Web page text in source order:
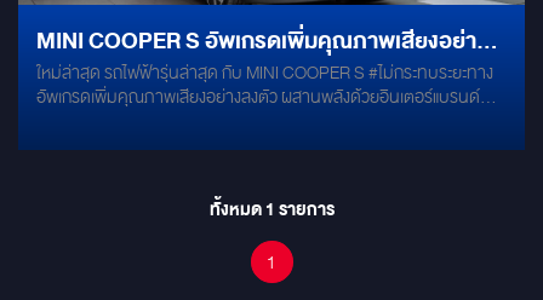
MINI COOPER S อัพเกรดเพิ่มคุณภาพเสียงอย่าง
ลงตัว ผสานพลังด้วยอินเตอร์แบรนด์ยอดนิยม
HERTZ และ AUDISON
ใหม่ล่าสุด รถไฟฟ้ารุ่นล่าสุด กับ MINI COOPER S #ไม่กระทบระยะทาง
อัพเกรดเพิ่มคุณภาพเสียงอย่างลงตัว ผสานพลังด้วยอินเตอร์แบรนด์
แอมป์/DSP รุ่นท๊อปจาก ALPINE * ลำโพงแยกชิ้น 6.5 นิ้ว สำหรับคู่หน้า
DCX1653 * ซับบ๊อกสำเร็จรูป 8 นิ้ว AUDISON APBX 8 AS * แอมป์
โปรเซสเซอร์ ALPINE PXE-X120-10DP * เสริมโครงสร้างลดแรงสั่น
สะเทือนด้วย แดมป์ MERCRY GOLD ติดตั้ง และ ปรับจูน โดยทีมช่างผู้
เชี่ยวชาญ มั่นใจได้ว่าระบบเสียงของคุณ จะได้รับการติดตั้งอย่างถูกต้อง
ทั้งหมด1 รายการ
1